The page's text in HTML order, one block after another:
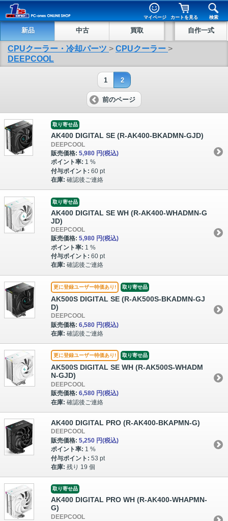
マイページ カートを見る 検索
新品 中古 買取 自作一式
CPUクーラー・冷却パーツ > CPUクーラー >
DEEPCOOL
1 2
前のページ
取り寄せ品
AK400 DIGITAL SE (R-AK400-BKADMN-GJD)
DEEPCOOL
販売価格: 5,980 円(税込)
ポイント率: 1 %
付与ポイント: 60 pt
在庫: 確認後ご連絡
取り寄せ品
AK400 DIGITAL SE WH (R-AK400-WHADMN-G
JD)
DEEPCOOL
販売価格: 5,980 円(税込)
ポイント率: 1 %
付与ポイント: 60 pt
在庫: 確認後ご連絡
更に登録ユーザー特価あり! 取り寄せ品
AK500S DIGITAL SE (R-AK500S-BKADMN-GJ
D)
DEEPCOOL
販売価格: 6,580 円(税込)
在庫: 確認後ご連絡
更に登録ユーザー特価あり! 取り寄せ品
AK500S DIGITAL SE WH (R-AK500S-WHADM
N-GJD)
DEEPCOOL
販売価格: 6,580 円(税込)
在庫: 確認後ご連絡
AK400 DIGITAL PRO (R-AK400-BKAPMN-G)
DEEPCOOL
販売価格: 5,250 円(税込)
ポイント率: 1 %
付与ポイント: 53 pt
在庫: 残り 19 個
取り寄せ品
AK400 DIGITAL PRO WH (R-AK400-WHAPMN-
G)
DEEPCOOL